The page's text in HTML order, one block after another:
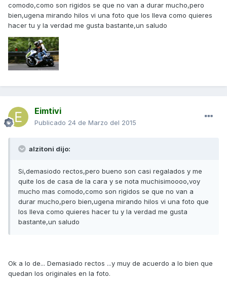
comodo,como son rigidos se que no van a durar mucho,pero
bien,ugena mirando hilos vi una foto que los lleva como quieres
hacer tu y la verdad me gusta bastante,un saludo
Eimtivi
Publicado 24 de Marzo del 2015
alzitoni dijo:
Si,demasiodo rectos,pero bueno son casi regalados y me
quite los de casa de la cara y se nota muchisimoooo,voy
mucho mas comodo,como son rigidos se que no van a
durar mucho,pero bien,ugena mirando hilos vi una foto que
los lleva como quieres hacer tu y la verdad me gusta
bastante,un saludo
Ok a lo de... Demasiado rectos ...y muy de acuerdo a lo bien que
quedan los originales en la foto.